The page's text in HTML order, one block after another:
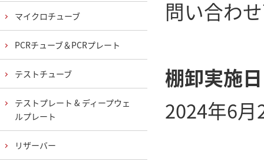
問い合わ
棚卸実施日
2024年6
マイクロチューブ
PCRチューブ＆PCRプレート
テストチューブ
テストプレート & ディープウェ
ルプレート
リザーバー